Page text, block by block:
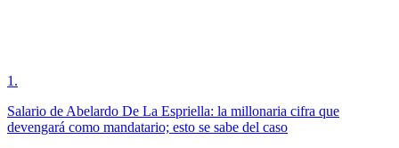
1 .
Salario de Abelardo De La Espriella: la millonaria cifra que
devengará como mandatario; esto se sabe del caso